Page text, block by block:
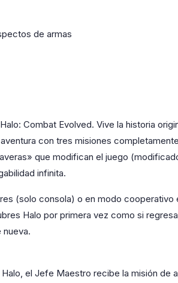
de armas
Combat Evolved. Vive la historia
con tres misiones
que modifican el juego
infinita.
(solo consola) o en modo cooperativo
Halo por primera vez como si
el Jefe Maestro recibe la misión de